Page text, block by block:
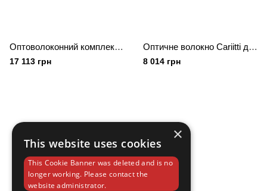
Оптоволоконний комплект VPL10L - E161 (16 волокон) Cariitti для лазні та сауни
17 113 грн
Оптичне волокно Cariitti для лінзи над пічкою 3,5 м
8 014 грн
×
This website uses cookies
This Cookie Banner was deleted and is no
longer working. Please contact the
website administrator.